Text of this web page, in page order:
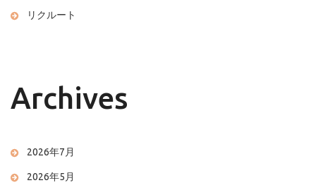
リクルート
Archives
2026年7月
2026年5月